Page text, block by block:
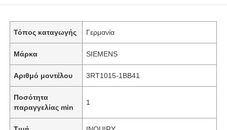
Τόπος καταγωγής Γερμανία
Μάρκα SIEMENS
Αριθμό μοντέλου 3RT1015-1BB41
Ποσότητα
παραγγελίας min
1